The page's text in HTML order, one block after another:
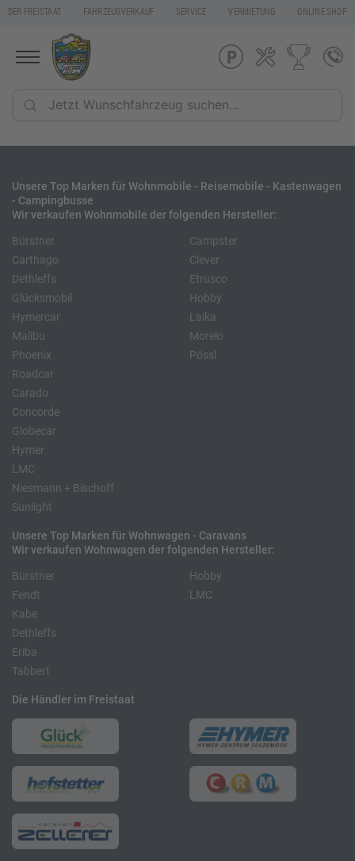
DER FREISTAAT FAHRZEUGVERKAUF SERVICE VERMIETUNG ONLINE SHOP
Unsere Top Marken für Wohnmobile - Reisemobile - Kastenwagen
- Campingbusse
Wir verkaufen Wohnmobile der folgenden Hersteller:
Bürstner
Carthago
Dethleffs
Glücksmobil
Hymercar
Malibu
Phoenix
Roadcar
Campster
Clever
Etrusco
Hobby
Laika
Morelo
Pössl
Carado
Concorde
Globecar
Hymer
LMC
Niesmann + Bischoff
Sunlight
Unsere Top Marken für Wohnwagen - Caravans
Wir verkaufen Wohnwagen der folgenden Hersteller:
Bürstner
Fendt
Kabe
Hobby
LMC
Dethleffs
Eriba
Tabbert
Die Händler im Freistaat